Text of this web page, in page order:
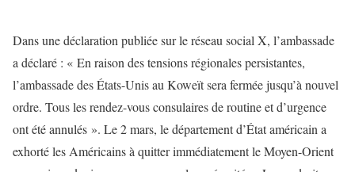
Dans une déclaration publiée sur le réseau social X, l’ambassade
a déclaré : « En raison des tensions régionales persistantes,
l’ambassade des États-Unis au Koweït sera fermée jusqu’à nouvel
ordre. Tous les rendez-vous consulaires de routine et d’urgence
ont été annulés ». Le 2 mars, le département d’État américain a
exhorté les Américains à quitter immédiatement le Moyen-Orient